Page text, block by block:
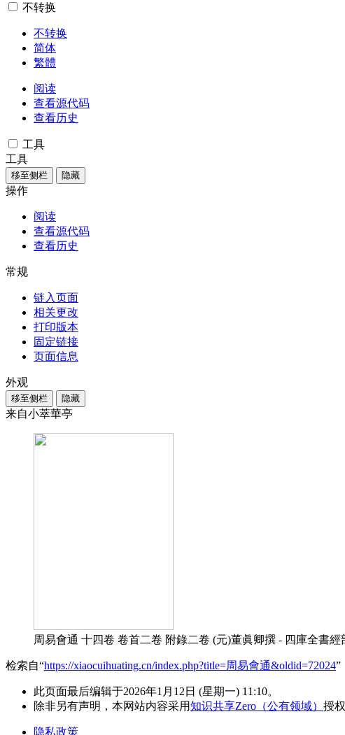
不转换
不转换
简体
繁體
阅读
查看源代码
查看历史
工具
工具
移至侧栏 隐藏
操作
阅读
查看源代码
查看历史
常规
链入页面
相关更改
打印版本
固定链接
页面信息
外观
移至侧栏 隐藏
来自小萃華亭
周易會通 十四卷 卷首二卷 附錄二卷 (元)董眞卿撰 - 四庫全書經
检索自“https://xiaocuihuating.cn/index.php?title=周易會通&oldid=72024”
此页面最后编辑于2026年1月12日 (星期一) 11:10。
除非另有声明，本网站内容采用知识共享Zero（公有领域） 授权
隐私政策